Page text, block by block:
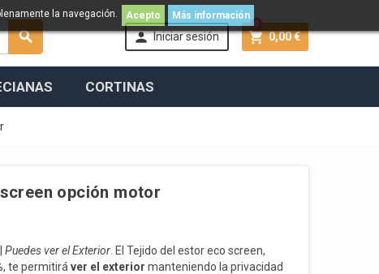
  Iniciar sesión  0,00 €
0
la navegación. Acepto Más información
CORTINAS
opción motor
Puedes ver el Exterior. El Tejido del estor eco screen,
te permitirá ver el exterior manteniendo la privacidad